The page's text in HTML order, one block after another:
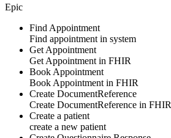
Epic
Find Appointment
Find appointment in system
Get Appointment
Get Appointment in FHIR
Book Appointment
Book Appointment in FHIR
Create DocumentReference
Create DocumentReference in FHIR
Create a patient
create a new patient